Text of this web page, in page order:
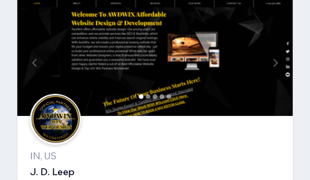
IN, US
J. D. Leep